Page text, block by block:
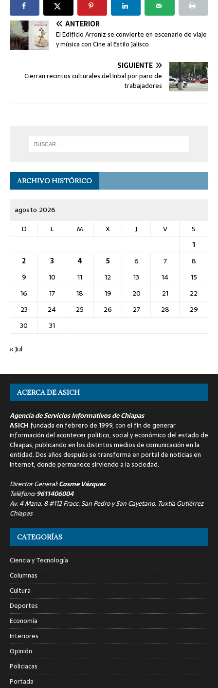
ANTERIOR
El Edificio Arroniz se convierte en escenario de viaje
y música con Cine al Estilo Jalisco
SIGUIENTE
Cierran recintos culturales del Inbal por paro de
trabajadores
ARCHIVO HISTÓRICO
agosto 2026
D
L M X J V
S
1
2
3 4 5 6 7
8
9
10 11 12 13 14
15
16
17 18 19 20 21
22
23
24 25 26 27 28
29
30
31
« Jul
ACERCA DE ASICH
Agencia de Servicios Informativos de Chiapas
ASICH fundada en febrero de 1999, con el fin de generar
información del acontecer político, social y económico del estado de
Chiapas, publicando en los distintos medios de comunicación en la
entidad. Dos años después se transforma en portal de noticias en
internet, donde permanece sirviendo a la sociedad.
Director General:Cosme Vázquez
Teléfono:9611406004
Av. 4 Mzna. 8 #112 Fracc. San Pedro y San Cayetano, Tuxtla Gutiérrez
Chiapas
CATEGORÍAS
Ciencia y Tecnología
Columnas
Cultura
Deportes
Economía
Interiores
Opinión
Policiacas
Portada